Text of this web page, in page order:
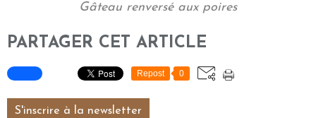
Gâteau renversé aux poires
PARTAGER CET ARTICLE
Repost 0
S'inscrire à la newsletter